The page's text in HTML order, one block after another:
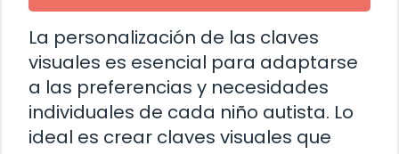
La personalización de las claves
visuales es esencial para adaptarse
a las preferencias y necesidades
individuales de cada niño autista. Lo
ideal es crear claves visuales que